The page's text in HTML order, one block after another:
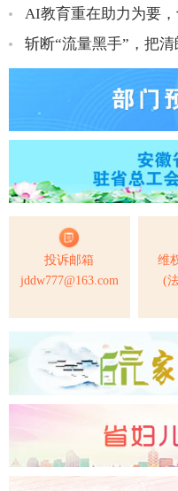
AI教育重在助力为要
斩断“流量黑手”，把
投诉邮箱
jddw777@163.com
维
(